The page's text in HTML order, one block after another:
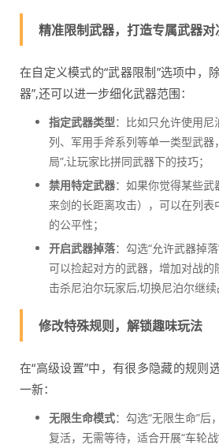
精准限制武器，打造专属武器对
在自定义模式的“武器限制”选项中，
器”,还可以进一步细化武器范围：
指定武器类型：比如只允许使用尼
列、军用手斧系列等单一类型武器
局”,让玩家比拼同武器下的技巧；
禁用特定武器：如果你觉得某些武
来剑的长距离攻击），可以在列表
的公平性；
开启武器掉落：勾选“允许武器掉
可以捡起对方的武器，增加对战的
击杀尼泊尔玩家后,切换尼泊尔继续
修改特殊规则，解锁趣味玩法
在“高级设置”中，有很多隐藏的规则
一新：
无限生命模式：勾选“无限生命”后
复活，无需等待，适合开展“车轮